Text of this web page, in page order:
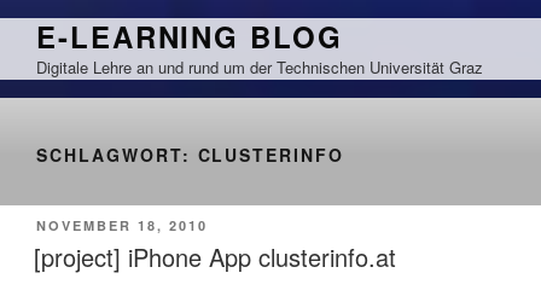
Zum
springen
E-LEARNING BLOG
Digitale Lehre an und rund um der Technischen Universität Graz
SCHLAGWORT: CLUSTERINFO
VERÖFFENTLICHT
AM
NOVEMBER 18, 2010
[project] iPhone App clusterinfo.at